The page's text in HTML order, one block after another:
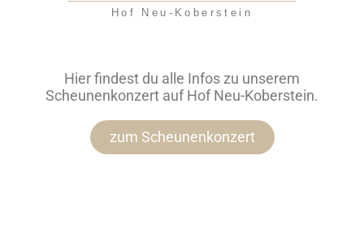
Hof Neu-Koberstein
Hier findest du alle Infos zu unserem
Scheunenkonzert auf Hof Neu-Koberstein.
zum Scheunenkonzert